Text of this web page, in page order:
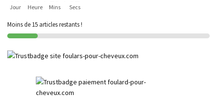
Jour Heure Mins Secs
Moins de 15 articles restants !